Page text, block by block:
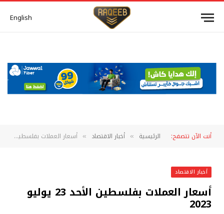
English
أنت الآن تتصفح: الرئيسية » أخبار الاقتصاد » أسعار العملات بفلسطين الأحد 23 يوليو 2023
أخبار الاقتصاد
أسعار العملات بفلسطين الأحد 23 يوليو
2023